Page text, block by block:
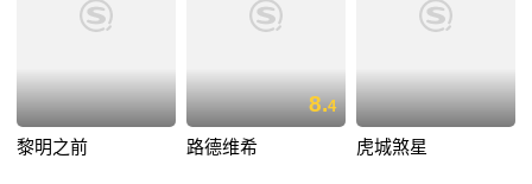
黎明之前
8.4
路德维希 虎城煞星